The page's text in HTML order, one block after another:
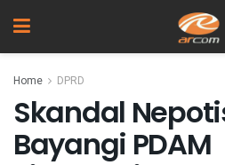
Home DPRD
Skandal
Bayangi PDAM